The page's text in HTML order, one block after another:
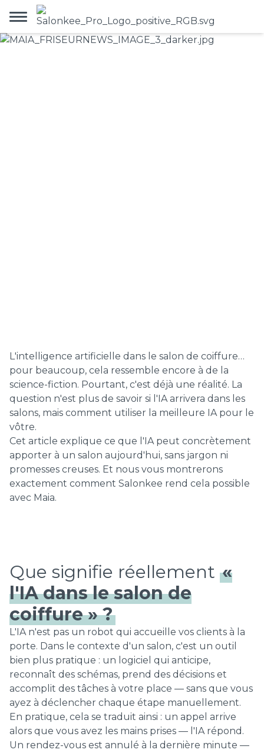
L'intelligence artificielle dans le salon de coiffure…
pour beaucoup, cela ressemble encore à de la
science-fiction. Pourtant, c'est déjà une réalité. La
question n'est plus de savoir si l'IA arrivera dans les
salons, mais comment utiliser la meilleure IA pour le
vôtre.
Cet article explique ce que l'IA peut concrètement
apporter à un salon aujourd'hui, sans jargon ni
promesses creuses. Et nous vous montrerons
exactement comment Salonkee rend cela possible
avec Maia.
Que signifie réellement «
l'IA dans le salon de
coiffure » ?
L'IA n'est pas un robot qui accueille vos clients à la
porte. Dans le contexte d'un salon, c'est un outil
bien plus pratique : un logiciel qui anticipe,
reconnaît des schémas, prend des décisions et
accomplit des tâches à votre place — sans que vous
ayez à déclencher chaque étape manuellement.
En pratique, cela se traduit ainsi : un appel arrive
alors que vous avez les mains prises — l'IA répond.
Un rendez-vous est annulé à la dernière minute —